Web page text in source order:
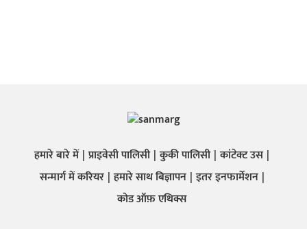
हमारे बारे में प्राइवेसी पालिसी कुकी पालिसी कांटेक्ट उस
सन्मार्ग में करियर हमारे साथ बिज्ञापन इतर इनफार्मेशन
कोड ऑफ़ एथिक्स